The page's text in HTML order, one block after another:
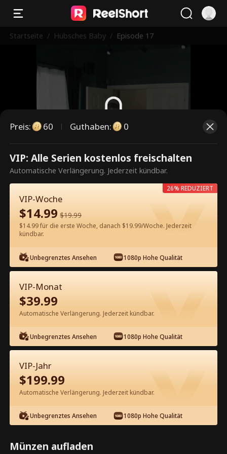
Startseite / Hübsches Baby / Episode 17
Dies ist eine kostenpflichtige
Episode. Bitte entsperren, um
weiterzusehen.
60Jetzt entsperren
Kostenlos in der App ansehen
Episode 17 - Hübsches Baby
Kompletter Film
0-49 50-63
17 18 20 21
Preis: 60 Guthaben: 0
VIP: Alle Serien kostenlos freischalten
Automatische Verlängerung. Jederzeit kündbar.
VIP-Woche
$14.99 $19.99
$14.99 für die erste Woche, danach $19.99/Woche. Jederzeit
kündbar.
Unbegrenztes Ansehen 1080p Hohe Qualität
26% REDUZIERT
VIP-Monat
$39.99
Automatische Verlängerung. Jederzeit kündbar.
Unbegrenztes Ansehen 1080p Hohe Qualität
VIP-Jahr
$199.99
Automatische Verlängerung. Jederzeit kündbar.
Unbegrenztes Ansehen 1080p Hohe Qualität
Münzen aufladen